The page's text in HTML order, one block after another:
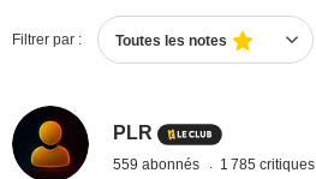
Filtrer par : Toutes les notes
PLR
559 abonnés 1 785 critiques